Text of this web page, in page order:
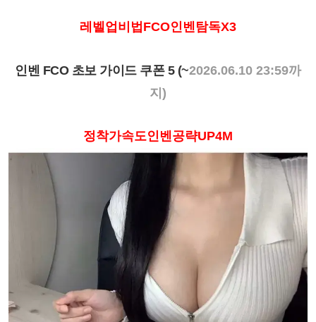
레벨업비법FCO인벤탐독X3
인벤 FCO 초보 가이드 쿠폰 5 (~2026.06.10 23:59까
지)
정착가속도인벤공략UP4M